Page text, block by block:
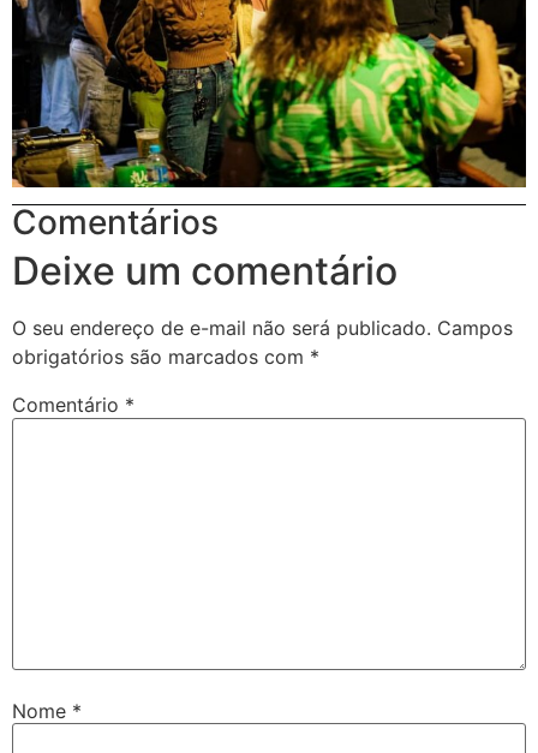
Comentários
Deixe um comentário
O seu endereço de e-mail não será publicado. Campos
obrigatórios são marcados com *
Comentário *
Nome *